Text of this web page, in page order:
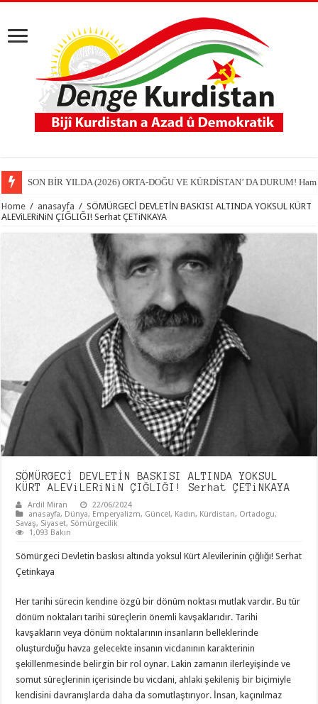
SON BİR YILDA (2026) ORTA-DOĞU VE KÜRDİSTAN’ DA DURUM!
Home / anasayfa / SÖMÜRGECİ DEVLETİN BASKISI ALTINDA YOKSUL KÜRT
ALEViLERiNiN ÇIĞLIĞI! Serhat ÇETiNKAYA
SÖMÜRGECİ DEVLETİN BASKISI ALTINDA YOKSUL
KÜRT ALEViLERiNiN ÇIĞLIĞI! Serhat ÇETiNKAYA
Ardil Miran
22/06/2024
anasayfa, Dünya, Emperyalizm, Güncel, Kadın, Kürdistan, Ortadogu,
Savaş, Siyaset, Sömürgecilik
1,093 Bakın
Sömürgeci Devletin baskısı altında yoksul Kürt Alevilerinin çığlığı! Serhat
Çetinkaya
Her tarihi sürecin kendine özgü bir dönüm noktası mutlak vardır. Bu tür
dönüm noktaları tarihi süreçlerin önemli kavşaklarıdır. Tarihi
kavşakların veya dönüm noktalarının insanların belleklerinde
oluşturduğu havza gelecekte insanın vicdanının karakterinin
şekillenmesinde belirgin bir rol oynar. Lakin zamanın ilerleyişinde ve
somut süreçlerinin içerisinde bu vicdani, ahlaki şekileniş bir biçimiyle
kendisini davranışlarda daha da somutlaştırıyor. İnsan, kaçınılmaz